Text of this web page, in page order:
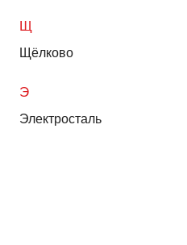
Щ
Щёлково
Э
Электросталь